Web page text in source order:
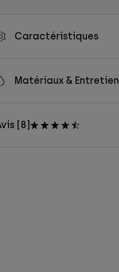
Caractéristiques
Matériaux & Entretien
[8]